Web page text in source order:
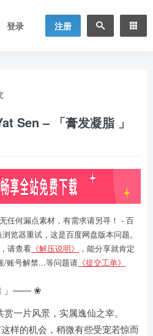
登录 注册
Sen – 「膏发凝脂 」
任何漏点素材，有需求请另寻！ - 百
览器重试，这是百度网盘版本问题。
请查看 《解压说明》
，能分享就肯定
/账号解禁...等问题请 《提交工单》
」—— ❀
一片风景，实属逸仙之幸。
样的机会，稍微有些受宠若惊而